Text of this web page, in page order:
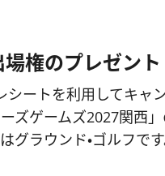
権のプレゼント
シートを利用してキャ
ズゲームズ2027関西
ラウンド・ゴルフです